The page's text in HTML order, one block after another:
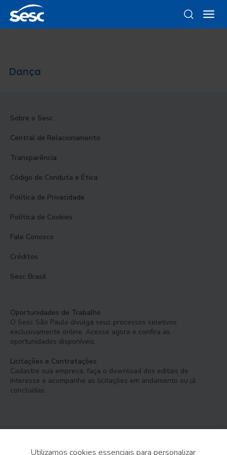
Dança
Sobre o Sesc
Central de Relacionamento
Transparência
Código de Conduta e Ética
Política de Privacidade
Política de Cookies
Fale Conosco
Créditos
Sesc Brasil
Oportunidades de Trabalho
O Sesc São Paulo divulga seus processos seletivos
exclusivamente online. Acesse agora e confira as
oportunidades disponíveis.
Licitações e Contratações
Cadastre sua empresa, faça o download dos editais de
interesse e acompanhe as licitações em andamento ou já
concluídas.
Utilizamos cookies essenciais para personalizar